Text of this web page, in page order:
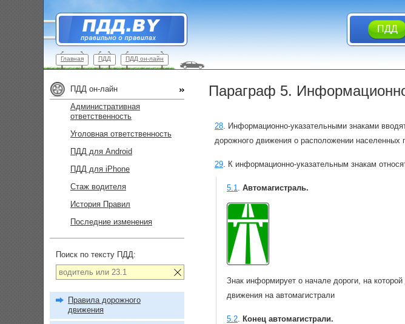
ПДД
Главная ПДД ПДД он-лайн
Параграф 5.
28. Информационно-указательными знаками
дорожного движения о расположении населенных
29. К информационно-указательным знакам
5.1. Автомагистраль.
Знак информирует о начале дороги, на
движения на автомагистрали
5.2. Конец автомагистрали.
ПДД он-лайн
Административная
ответственность
Уголовная ответственность
ПДД для Android
ПДД для iPhone
Стаж водителя
История Правил
Последние изменения
Поиск по тексту ПДД:
Правила дорожного
движения